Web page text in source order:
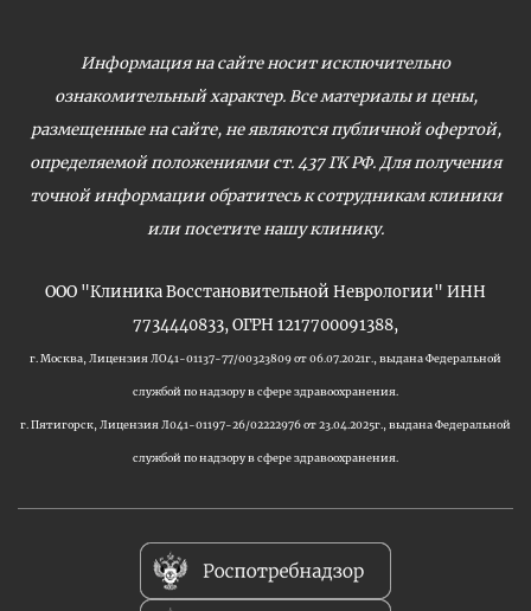
Информация на сайте носит исключительно
ознакомительный характер. Все материалы и цены,
размещенные на сайте, не являются публичной офертой,
определяемой положениями ст. 437 ГК РФ. Для получения
точной информации обратитесь к сотрудникам клиники
или посетите нашу клинику.
ООО "Клиника Восстановительной Неврологии" ИНН
7734440833, ОГРН 1217700091388,
г. Москва, Лицензия ЛО41-01137-77/00323809 от 06.07.2021г., выдана Федеральной
службой по надзору в сфере здравоохранения.
г. Пятигорск, Лицензия Л041-01197-26/02222976 от 23.04.2025г., выдана Федеральной
службой по надзору в сфере здравоохранения.